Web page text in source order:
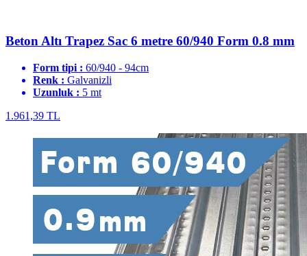
Beton Altı Trapez Sac 6 metre 60/940 Form 0.8 mm
Form tipi : 60/940 - 94cm
Renk : Galvanizli
Uzunluk : 5 mt
1.961,39 TL